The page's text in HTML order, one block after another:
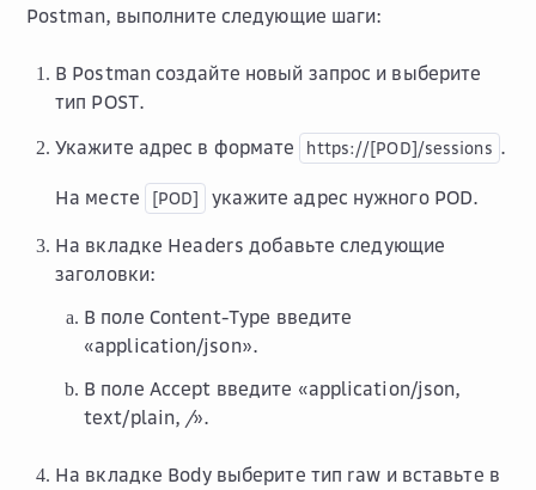
Postman, выполните следующие шаги:
В Postman создайте новый запрос и выберите
тип POST.
Укажите адрес в формате
https://[POD]/sessions .
На месте [POD]
укажите адрес нужного POD.
На вкладке Headers добавьте следующие
заголовки:
В поле Content-Type введите
«application/json».
В поле Accept введите «application/json,
text/plain, /».
На вкладке Bodyвыберите тип raw и вставьте в